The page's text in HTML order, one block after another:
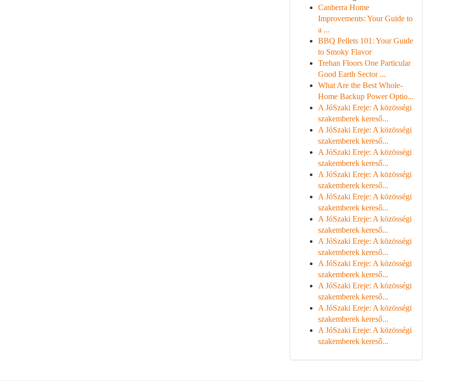
Canberra Home
Improvements: Your Guide to
a ...
BBQ Pellets 101: Your Guide
to Smoky Flavor
Trehan Floors One Particular
Good Earth Sector ...
What Are the Best Whole-
Home Backup Power Optio...
A JóSzaki Ereje: A közösségi
szakemberek kereső...
A JóSzaki Ereje: A közösségi
szakemberek kereső...
A JóSzaki Ereje: A közösségi
szakemberek kereső...
A JóSzaki Ereje: A közösségi
szakemberek kereső...
A JóSzaki Ereje: A közösségi
szakemberek kereső...
A JóSzaki Ereje: A közösségi
szakemberek kereső...
A JóSzaki Ereje: A közösségi
szakemberek kereső...
A JóSzaki Ereje: A közösségi
szakemberek kereső...
A JóSzaki Ereje: A közösségi
szakemberek kereső...
A JóSzaki Ereje: A közösségi
szakemberek kereső...
A JóSzaki Ereje: A közösségi
szakemberek kereső...